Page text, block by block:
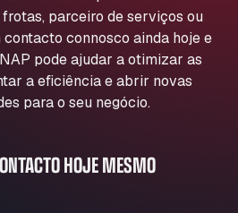
24, 68219
27404
89188
parceiro de serviços ou
connosco ainda hoje e
pode ajudar a otimizar as
a eficiência e abrir novas
para o seu negócio.
HOJE MESMO